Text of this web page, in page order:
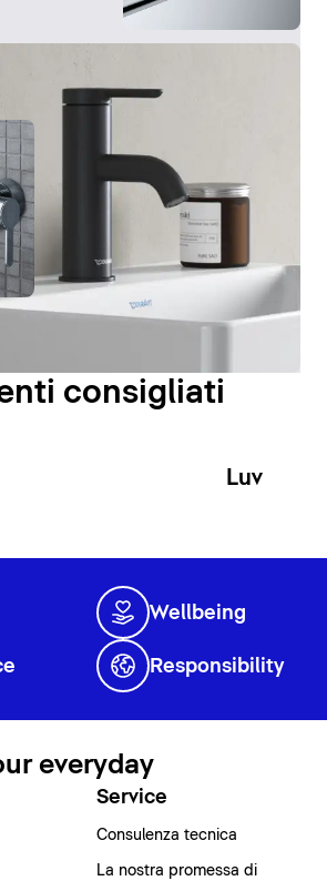
consigliati
Luv
Wellbeing
Responsibility
everyday
Service
Consulenza tecnica
La nostra promessa di